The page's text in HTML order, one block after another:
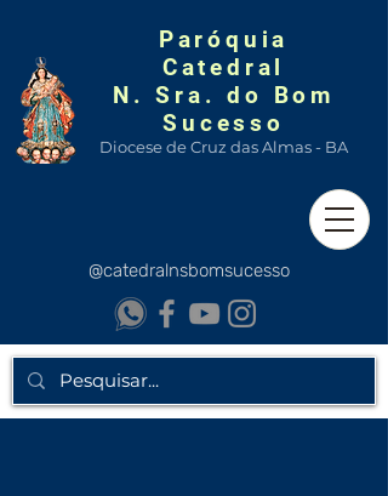
Paróquia
Catedral
N. Sra. do Bom
Sucesso
Diocese de Cruz das Almas - BA
@catedralnsbomsucesso